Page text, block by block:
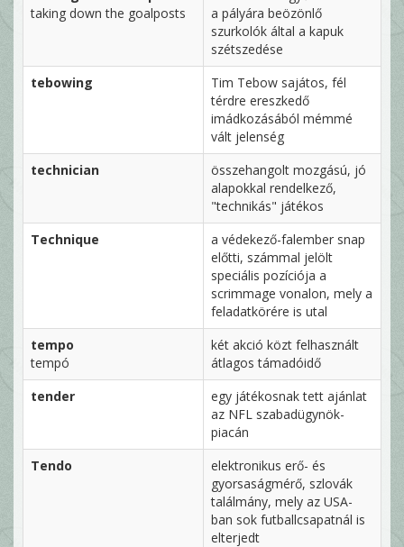
taking down the goalposts
a pályára beözönlő
szurkolók által a kapuk
szétszedése
tebowing
Tim Tebow sajátos, fél
térdre ereszkedő
imádkozásából mémmé
vált jelenség
technician
összehangolt mozgású, jó
alapokkal rendelkező,
"technikás" játékos
Technique
a védekező-falember snap
előtti, számmal jelölt
speciális pozíciója a
scrimmage vonalon, mely a
feladatkörére is utal
tempo
tempó
két akció közt felhasznált
átlagos támadóidő
tender
egy játékosnak tett ajánlat
az NFL szabadügynök-
piacán
Tendo
elektronikus erő- és
gyorsaságmérő, szlovák
találmány, mely az USA-
ban sok futballcsapatnál is
elterjedt